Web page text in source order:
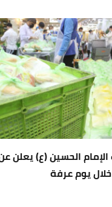
الحسين (ع) يعلن
يوم عرفة